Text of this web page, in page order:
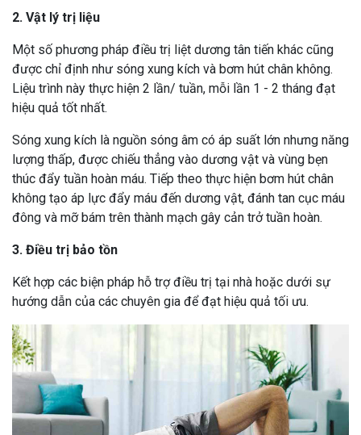
2. Vật lý trị liệu
Một số phương pháp điều trị liệt dương tân tiến khác cũng
được chỉ định như sóng xung kích và bơm hút chân không.
Liệu trình này thực hiện 2 lần/ tuần, mỗi lần 1 - 2 tháng đạt
hiệu quả tốt nhất.
Sóng xung kích là nguồn sóng âm có áp suất lớn nhưng năng
lượng thấp, được chiếu thẳng vào dương vật và vùng bẹn
thúc đẩy tuần hoàn máu. Tiếp theo thực hiện bơm hút chân
không tạo áp lực đẩy máu đến dương vật, đánh tan cục máu
đông và mỡ bám trên thành mạch gây cản trở tuần hoàn.
3. Điều trị bảo tồn
Kết hợp các biện pháp hỗ trợ điều trị tại nhà hoặc dưới sự
hướng dẫn của các chuyên gia để đạt hiệu quả tối ưu.